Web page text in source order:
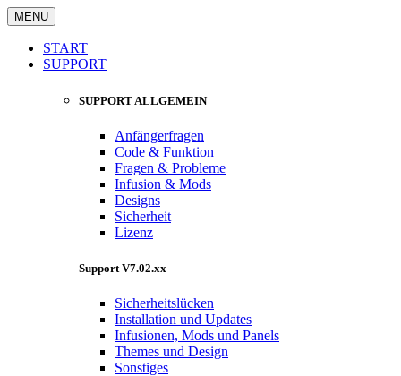
MENU
START
SUPPORT
SUPPORT ALLGEMEIN
Anfängerfragen
Code & Funktion
Fragen & Probleme
Infusion & Mods
Designs
Sicherheit
Lizenz
Support V7.02.xx
Sicherheitslücken
Installation und Updates
Infusionen, Mods und Panels
Themes und Design
Sonstiges